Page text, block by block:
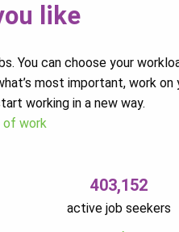
like
You can choose your
most important, work on
working in a new way.
of work
403,152
active job seekers